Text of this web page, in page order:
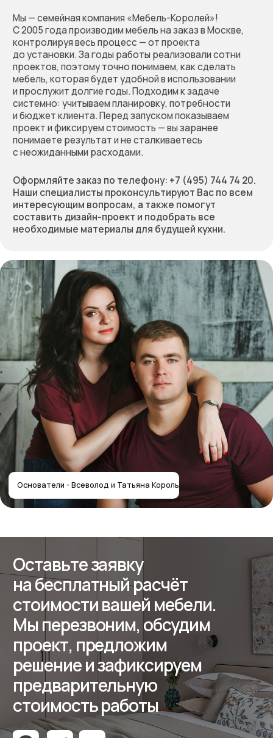
Оставьте заявку
на бесплатный расчёт
стоимости вашей мебели.
Мы перезвоним, обсудим
проект, предложим
решение и зафиксируем
предварительную
стоимость работы
+7 (495) 744 74 20
Позвоните нам по телефону:
Или заполните форму
Отправляя форму, вы соглашаетесь
с политикой
конфиденциальности
Получить расчёт стоимости
Собственное производство
мебели — работаем с 2012 года
Главная
Наши работы
Дизайнерам
Контакты
Контакты салона
ООО «Мебель-Королей»
ИНН 7707779585
ОГРН 1127746504654
Реквизиты
+7 (495) 744-74-20
Мессенджеры
г. Москва, шоссе
Контактная информация
Создание сайта